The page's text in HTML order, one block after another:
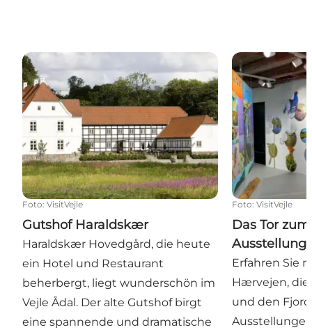
Gutshof Haraldskær
Foto: VisitVejle
Gutshof Haraldskær
Haraldskær Hovedgård, die heute
ein Hotel und Restaurant
beherbergt, liegt wunderschön im
Vejle Ådal. Der alte Gutshof birgt
eine spannende und dramatische
Das Tor zum
Foto: VisitVejle
Das Tor
Ausstellung
Erfahren Sie
Hærvejen, die
und den